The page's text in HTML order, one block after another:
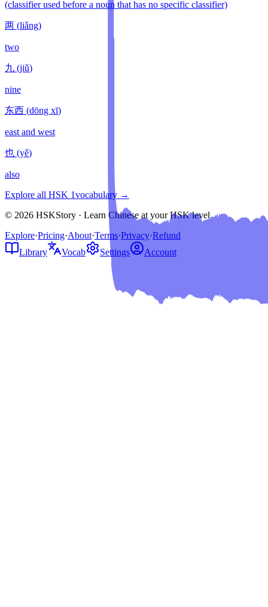
(classifier used before a noun that has no specific classifier)
两 (liǎng)
two
九 (jiǔ)
nine
东西 (dōng xī)
east and west
也 (yě)
also
Explore all HSK 1vocabulary →
© 2026 HSKStory · Learn Chinese at your HSK level
Explore·Pricing·About·Terms·Privacy·Refund
Library
Vocab Settings Account